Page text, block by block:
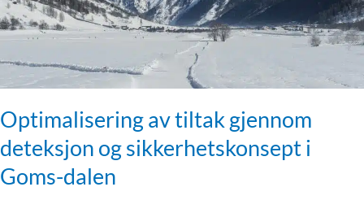
Optimalisering av tiltak gjennom
deteksjon og sikkerhetskonsept i
Goms-dalen
deteksjon
og
Goms-
dalen